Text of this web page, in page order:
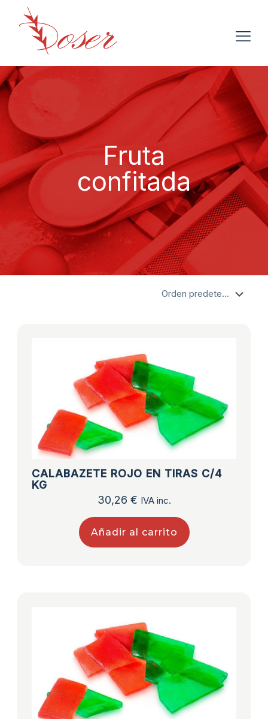
Fruta
confitada
CALABAZETE ROJO EN TIRAS C/4
KG
30,26 € IVA inc.
Añadir al carrito